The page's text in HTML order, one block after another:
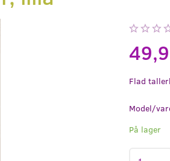
Flad
Model/
På lager